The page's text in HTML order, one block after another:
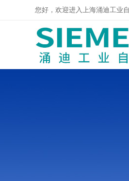
您好，欢迎进入上海涌迪工业